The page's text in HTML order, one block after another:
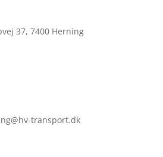
37, 7400 Herning
transport.dk